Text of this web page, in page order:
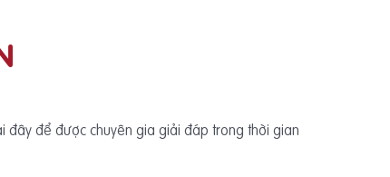
đây để được chuyên gia giải đáp trong thời gian